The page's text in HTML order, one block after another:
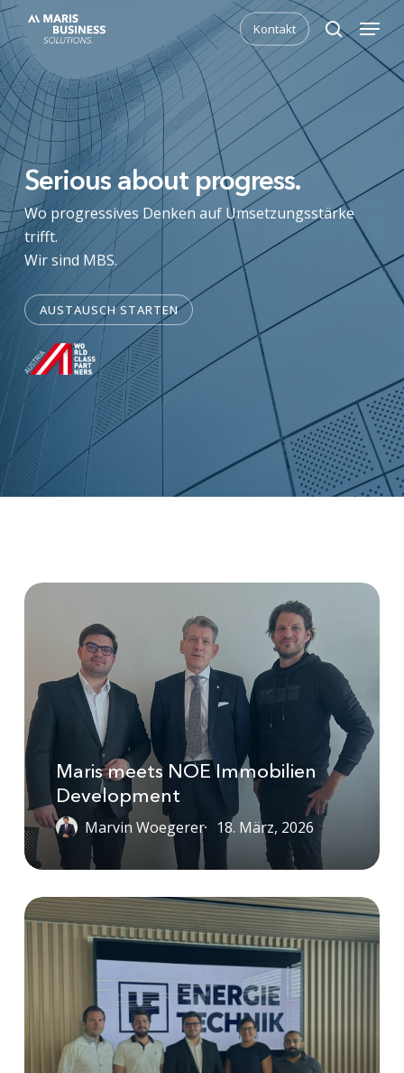
Skip
to
main
content
Kontakt
search
Menu
Serious about progress.
Wo progressives Denken auf Umsetzungsstärke
trifft.
Wir sind MBS.
AUSTAUSCH STARTEN
Maris
Immobilien
Development
Maris meets NOE Immobilien
Development
Marvin Woegerer 18. März, 2026
Neue
Kooperation
mit
Energietechnik